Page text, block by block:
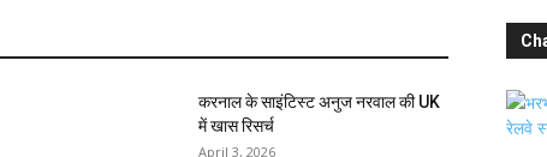
करनाल के साइंटिस्ट अनुज नरवाल की UK
में खास रिसर्च
April 3, 2026